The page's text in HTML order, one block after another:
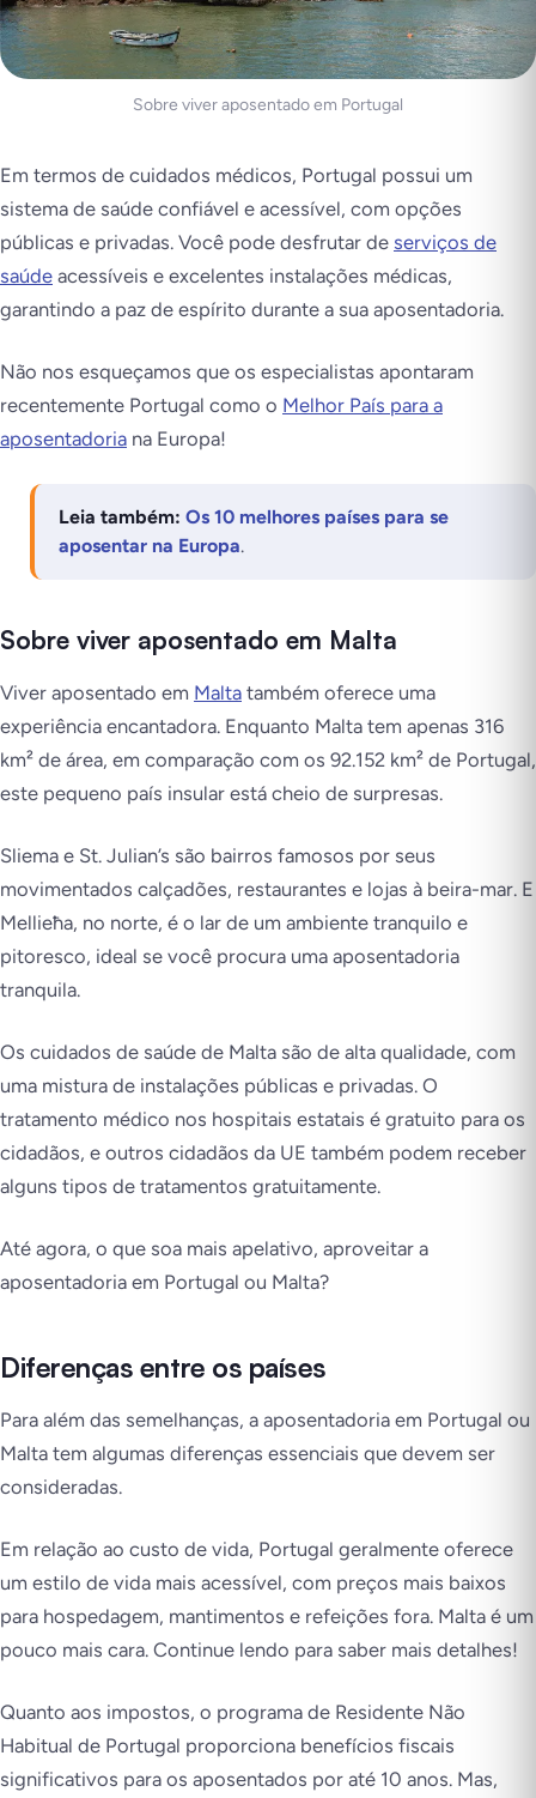
Sobre viver aposentado em Portugal
Em termos de cuidados médicos, Portugal possui um
sistema de saúde confiável e acessível, com opções
públicas e privadas. Você pode desfrutar de serviços de
saúde acessíveis e excelentes instalações médicas,
garantindo a paz de espírito durante a sua aposentadoria.
Não nos esqueçamos que os especialistas apontaram
recentemente Portugal como o Melhor País para a
aposentadoria na Europa!
Leia também: Os 10 melhores países para se
aposentar na Europa.
Sobre viver aposentado em Malta
Viver aposentado em Malta também oferece uma
experiência encantadora. Enquanto Malta tem apenas 316
km² de área, em comparação com os 92.152 km² de Portugal,
este pequeno país insular está cheio de surpresas.
Sliema e St. Julian’s são bairros famosos por seus
movimentados calçadões, restaurantes e lojas à beira-mar. E
Mellieħa, no norte, é o lar de um ambiente tranquilo e
pitoresco, ideal se você procura uma aposentadoria
tranquila.
Os cuidados de saúde de Malta são de alta qualidade, com
uma mistura de instalações públicas e privadas. O
tratamento médico nos hospitais estatais é gratuito para os
cidadãos, e outros cidadãos da UE também podem receber
alguns tipos de tratamentos gratuitamente.
Até agora, o que soa mais apelativo, aproveitar a
aposentadoria em Portugal ou Malta?
Diferenças entre os países
Para além das semelhanças, a aposentadoria em Portugal ou
Malta tem algumas diferenças essenciais que devem ser
consideradas.
Em relação ao custo de vida, Portugal geralmente oferece
um estilo de vida mais acessível, com preços mais baixos
para hospedagem, mantimentos e refeições fora. Malta é um
pouco mais cara. Continue lendo para saber mais detalhes!
Quanto aos impostos, o programa de Residente Não
Habitual de Portugal proporciona benefícios fiscais
significativos para os aposentados por até 10 anos. Mas,